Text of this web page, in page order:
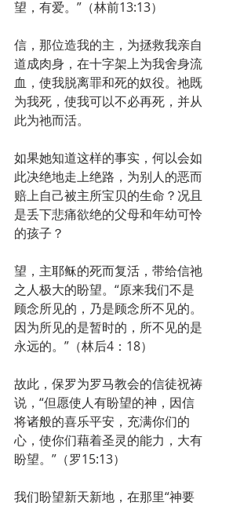
望，有爱。”（林前13:13）
信，那位造我的主，为拯救我亲自
道成肉身，在十字架上为我舍身流
血，使我脱离罪和死的奴役。祂既
为我死，使我可以不必再死，并从
此为祂而活。
如果她知道这样的事实，何以会如
此决绝地走上绝路，为别人的恶而
赔上自己被主所宝贝的生命？况且
是丢下悲痛欲绝的父母和年幼可怜
的孩子？
望，主耶稣的死而复活，带给信祂
之人极大的盼望。“原来我们不是
顾念所见的，乃是顾念所不见的。
因为所见的是暂时的，所不见的是
永远的。”（林后4：18）
故此，保罗为罗马教会的信徒祝祷
说，“但愿使人有盼望的神，因信
将诸般的喜乐平安，充满你们的
心，使你们藉着圣灵的能力，大有
盼望。”（罗15:13）
我们盼望新天新地，在那里“神要